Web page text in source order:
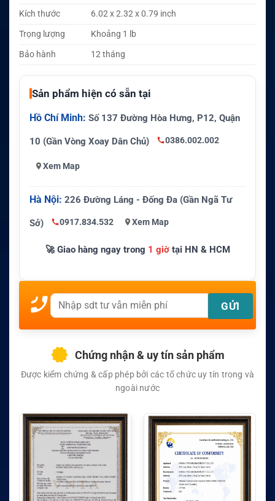
Kích thước
6.02 x 2.32 x 0.79 inch
Trọng lượng
Khoảng 1 lb
Bảo hành
12 tháng
Sản phẩm hiện có sẵn tại
Hồ Chí Minh: Số 137 Đường Hòa Hưng, P12, Quận
10 (Gần Vòng Xoay Dân Chủ) 0386.002.002
Xem Map
Hà Nội: 226 Đường Láng - Đống Đa (Gần Ngã Tư
Sở) 0917.834.532 Xem Map
🚀 Giao hàng ngay trong 1 giờtại HN & HCM
Chứng nhận & uy tín sản phẩm
Được kiểm chứng & cấp phép bởi các tổ chức uy tín trong và
ngoài nước